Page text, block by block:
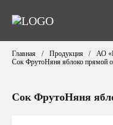
Главная Продукция АО
Сок ФрутоНяня яблоко прямой
Сок ФрутоНяня